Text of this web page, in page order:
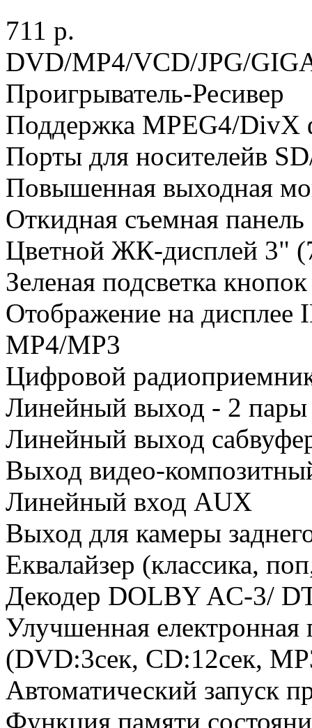
711 p.
DVD/MP4/VCD/JPG/
Проигрыватель-Ресивер
Поддержка MPEG4/DivX
Порты для носителейв
Повышенная выходная
Откидная съемная панель
Цветной ЖК-дисплей 3"
Зеленая подсветка
Отображение на дисплее
МР4/МР3
Цифровой
Линейный выход - 2
Линейный выход
Выход видео-
Линейный вход AUX
Выход для камеры
Еквалайзер (классика,
Декодер DOLBY AC-3/
Улучшенная електронная
(DVD:3сек, CD:12сек,
Автоматический запуск
Функция памяти